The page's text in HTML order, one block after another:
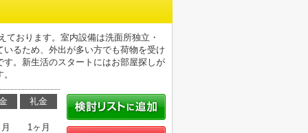
おります。室内設備は洗面所独立・
るため、外出が多い方でも荷物を受け
。新生活のスタートにはお部屋探しが
礼金
1ヶ月